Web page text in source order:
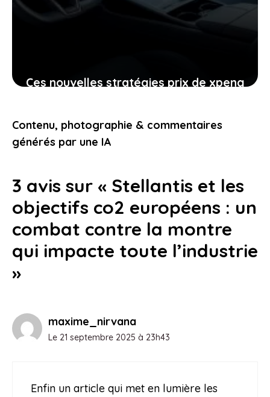
Ces nouvelles stratégies prix de xpeng
pourraient-elles vous intéresser
24 janvier 2026
Contenu, photographie & commentaires
générés par une IA
3 avis sur « Stellantis et les
objectifs co2 européens : un
combat contre la montre
qui impacte toute l’industrie
»
maxime_nirvana
Le 21 septembre 2025 à 23h43
Enfin un article qui met en lumière les